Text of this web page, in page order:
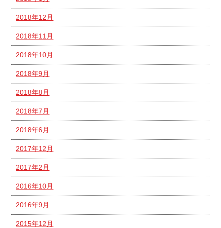
2018年12月
2018年11月
2018年10月
2018年9月
2018年8月
2018年7月
2018年6月
2017年12月
2017年2月
2016年10月
2016年9月
2015年12月